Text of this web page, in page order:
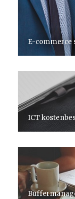
E-commerce
ICT